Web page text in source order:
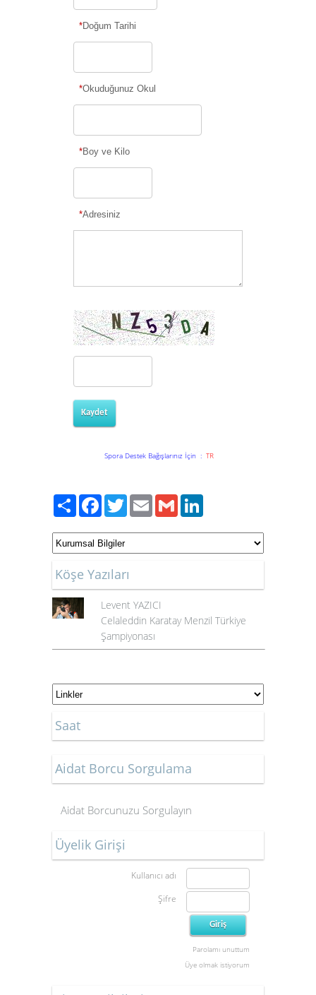
*Doğum Tarihi
*Okuduğunuz Okul
*Boy ve Kilo
*Adresiniz
Kaydet
Spora Destek Bağışlarınız İçin : TR
PaylaşFacebook
TwitterEmailGmail
Köşe Yazıları
Levent YAZICI
Celaleddin Karatay Menzil Türkiye
Şampiyonası
Saat
Aidat Borcu Sorgulama
Aidat Borcunuzu Sorgulayın
Üyelik Girişi
Kullanıcı adı
Şifre
Parolamı unuttum
Üye olmak istiyorum